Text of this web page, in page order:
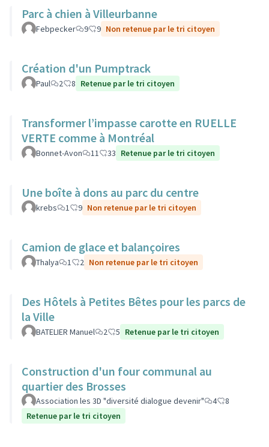
Parc à chien à Villeurbanne
Febpecker 9 9 Non retenue par le tri citoyen
Création d'un Pumptrack
Paul 2 8 Retenue par le tri citoyen
Transformer l’impasse carotte en RUELLE
VERTE comme à Montréal
Bonnet-Avon 11 33 Retenue par le tri citoyen
Une boîte à dons au parc du centre
krebs 1 9 Non retenue par le tri citoyen
Camion de glace et balançoires
Thalya 1 2 Non retenue par le tri citoyen
Des Hôtels à Petites Bêtes pour les parcs de
la Ville
BATELIER Manuel 2 5 Retenue par le tri citoyen
Construction d'un four communal au
quartier des Brosses
Association les 3D "diversité dialogue devenir" 4
8
Retenue par le tri citoyen